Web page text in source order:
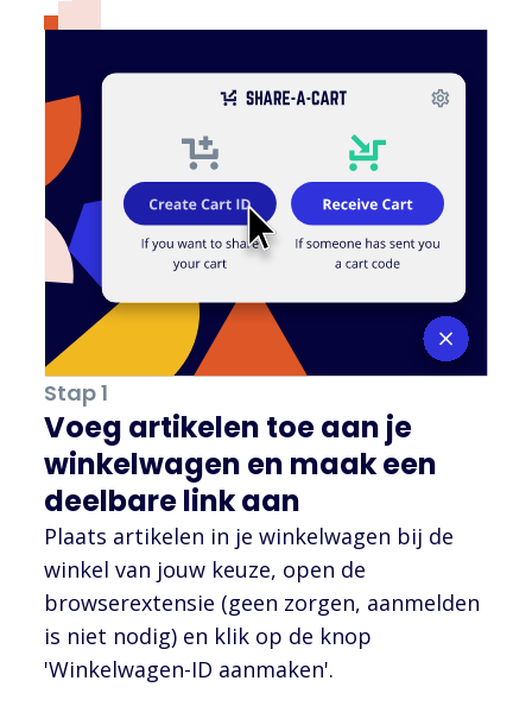
Stap 1
Voeg artikelen toe aan je
winkelwagen en maak een
deelbare link aan
Plaats artikelen in je winkelwagen bij de
winkel van jouw keuze, open de
browserextensie (geen zorgen, aanmelden
is niet nodig) en klik op de knop
'Winkelwagen-ID aanmaken'.